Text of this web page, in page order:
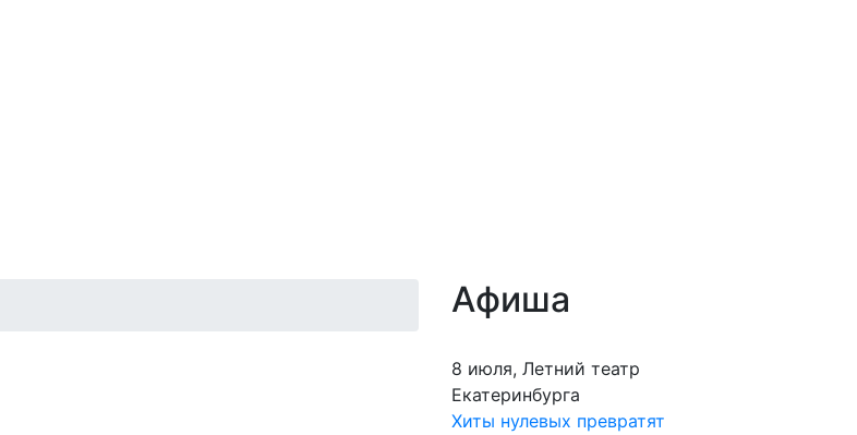
Афиша
8 июля, Летний театр
Екатеринбурга
Хиты нулевых превратят